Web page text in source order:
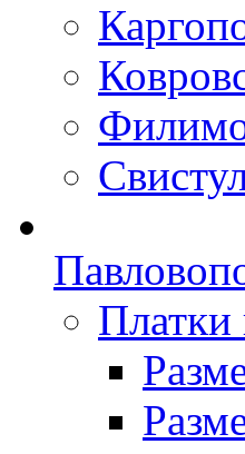
Платки